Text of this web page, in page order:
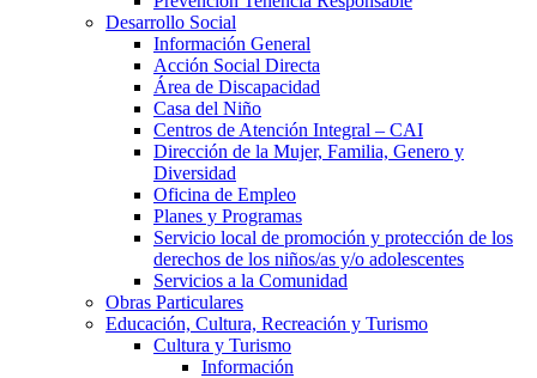
Desarrollo Social
Información General
Acción Social Directa
Área de Discapacidad
Casa del Niño
Centros de Atención Integral – CAI
Dirección de la Mujer, Familia, Genero y
Diversidad
Oficina de Empleo
Planes y Programas
Servicio local de promoción y protección de los
derechos de los niños/as y/o adolescentes
Servicios a la Comunidad
Obras Particulares
Educación, Cultura, Recreación y Turismo
Cultura y Turismo
Información